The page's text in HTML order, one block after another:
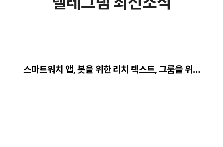
스마트워치 앱, 봇을 위한 리치 텍스트, 그룹을 위…